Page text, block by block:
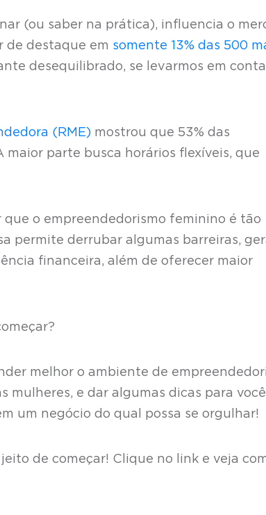
(ou saber na prática), influencia o
de destaque em somente 13% das 500
desequilibrado, se levarmos em
(RME) mostrou que 53% das
maior parte busca horários flexíveis, que
o empreendedorismo feminino é tão
permite derrubar algumas barreiras,
financeira, além de oferecer maior
melhor o ambiente de
mulheres, e dar algumas dicas para
um negócio do qual possa se orgulhar!
de começar! Clique no link e veja